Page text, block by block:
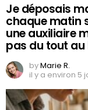
Je déposais
chaque matin
une auxiliaire
pas du tout
byMarie R.
il y a environ 5